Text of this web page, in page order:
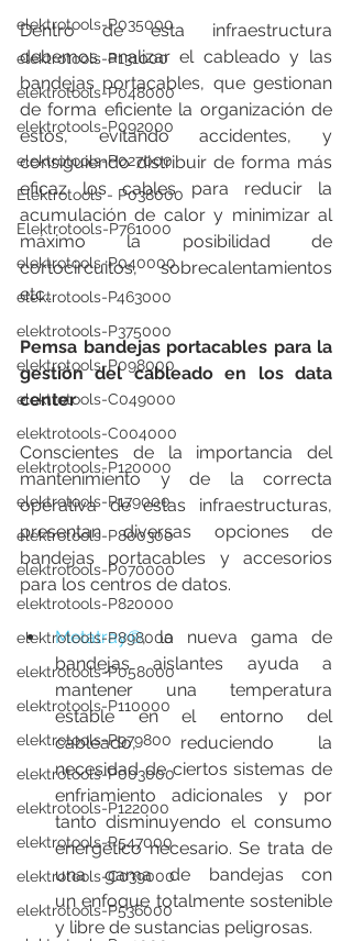
elektrotools-P035000
elektrotools-P131000
elektrotools-P048000
elektrotools-P092000
elektrotools-P027000
Elektrotools - P038000
Elektrotools-P761000
elektrotools-P040000
elektrotools-P463000
elektrotools-P375000
elektrotools-P098000
elektrotools-C049000
elektrotools-C004000
elektrotools-P120000
elektrotools-P179000
elektrotools-P800300
elektrotools-P070000
elektrotools-P820000
elektrotools-P898000
elektrotools-P058000
elektrotools-P110000
elektrotools-P979800
elektrotools-P003000
elektrotools-P122000
elektrotools-P547000
elektrotools-C039000
elektrotools-P536000
Dentro de esta infraestructura
debemos analizar el cableado y las
bandejas portacables, que gestionan
de forma eficiente la organización de
estos, evitando accidentes, y
consiguiendo distribuir de forma más
eficaz los cables para reducir la
acumulación de calor y minimizar al
máximo la posibilidad de
cortocircuitos, sobrecalentamientos
etc...
Pemsa bandejas portacables para la
gestión del cableado en los data
center
Conscientes de la importancia del
mantenimiento y de la correcta
operativa de estas infraestructuras,
presentan diversas opciones de
bandejas portacables y accesorios
para los centros de datos.
Metatray®, la nueva gama de
bandejas aislantes ayuda a
mantener una temperatura
estable en el entorno del
cableado, reduciendo la
necesidad de ciertos sistemas de
enfriamiento adicionales y por
tanto disminuyendo el consumo
energético necesario. Se trata de
una gama de bandejas con
un enfoque totalmente sostenible
y libre de sustancias peligrosas.